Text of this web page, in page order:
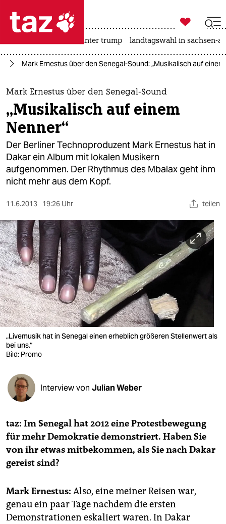
 taz zahl ich
taz zahl ich
themen
politik
öko
gesellschaft
kultur
sport
berlin
nord
wahrheit
verlag
verlag
veranstaltungen
shop
fragen & hilfe
unterstützen
genossenschaft
epaper login

taz zahl ich
usa unter trump landtagswahl in sachsen-
Mark Ernestus über den Senegal-Sound: „Musikalisch auf einem
Mark Ernestus über den Senegal-Sound
„Musikalisch auf einem
Nenner“
Der Berliner Technoproduzent Mark Ernestus hat in
Dakar ein Album mit lokalen Musikern
aufgenommen. Der Rhythmus des Mbalax geht ihm
nicht mehr aus dem Kopf.
11.6.2013 19:26 Uhr teilen
„Livemusik hat in Senegal einen erheblich größeren Stellenwert als
bei uns.“
Bild: Promo
Interview von Julian Weber
taz: Im Senegal hat 2012 eine Protestbewegung
für mehr Demokratie demonstriert. Haben Sie
von ihr etwas mitbekommen, als Sie nach Dakar
gereist sind?
Mark Ernestus: Also, eine meiner Reisen war,
genau ein paar Tage nachdem die ersten
Demonstrationen eskaliert waren. In Dakar